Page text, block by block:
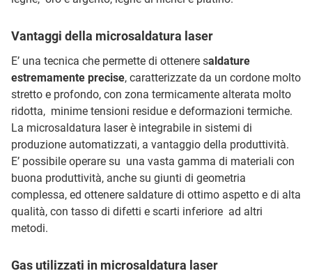
Vantaggi della microsaldatura laser
E’ una tecnica che permette di ottenere saldature
estremamente precise, caratterizzate da un cordone molto
stretto e profondo, con zona termicamente alterata molto
ridotta, minime tensioni residue e deformazioni termiche.
La microsaldatura laser è integrabile in sistemi di
produzione automatizzati, a vantaggio della produttività.
E’ possibile operare su una vasta gamma di materiali con
buona produttività, anche su giunti di geometria
complessa, ed ottenere saldature di ottimo aspetto e di alta
qualità, con tasso di difetti e scarti inferiore ad altri
metodi.
Gas utilizzati in microsaldatura laser